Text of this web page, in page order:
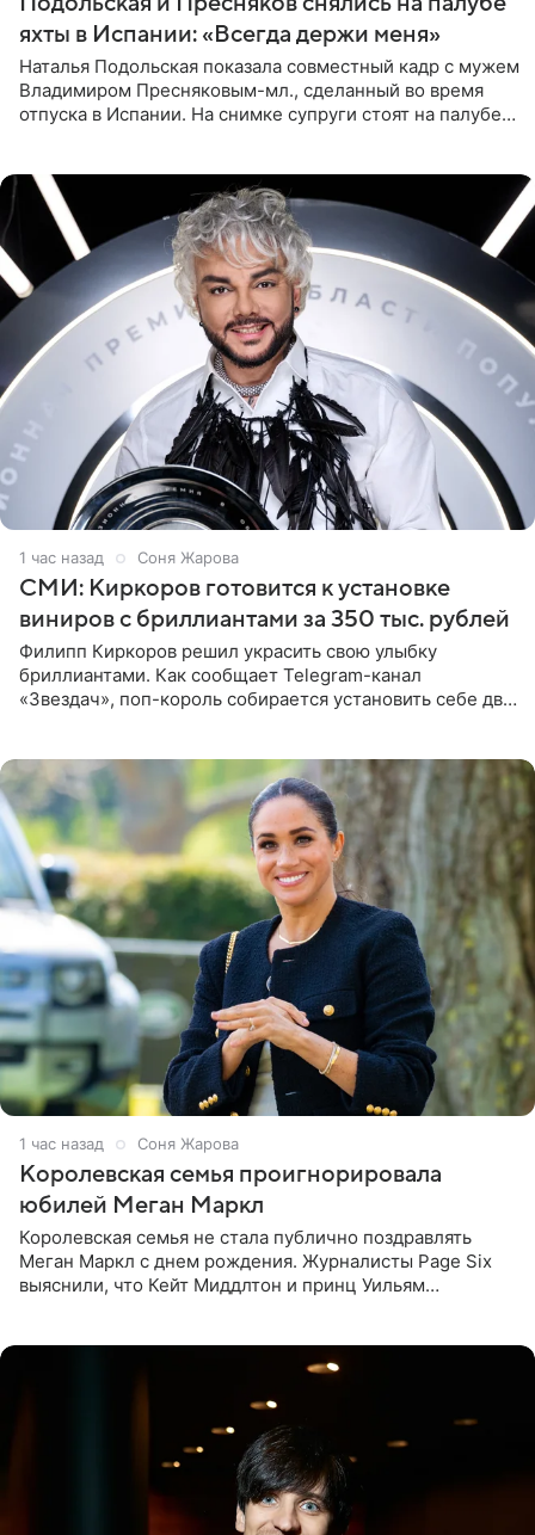
яхты в Испании: «Всегда держи меня»
Наталья Подольская показала совместный кадр с мужем
Владимиром Пресняковым-мл., сделанный во время
отпуска в Испании. На снимке супруги стоят на палубе
1 час назад Соня Жарова
СМИ: Киркоров готовится к установке
виниров с бриллиантами за 350 тыс. рублей
Филипп Киркоров решил украсить свою улыбку
бриллиантами. Как сообщает Telegram-канал
«Звездач», поп-король собирается установить себе два
1 час назад Соня Жарова
Королевская семья проигнорировала
юбилей Меган Маркл
Королевская семья не стала публично поздравлять
Меган Маркл с днем рождения. Журналисты Page Six
выяснили, что Кейт Миддлтон и принц Уильям